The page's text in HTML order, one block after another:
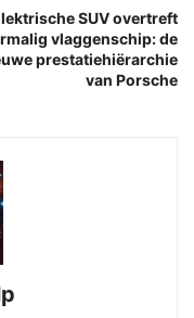
SUV overtreft
vlaggenschip: de
prestatiehiërarchie
van Porsche